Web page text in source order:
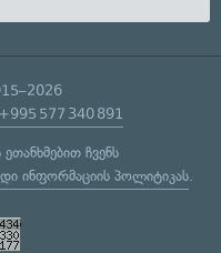
+995 577 340 891
ჩვენს
ინფორმაციის პოლიტიკას.